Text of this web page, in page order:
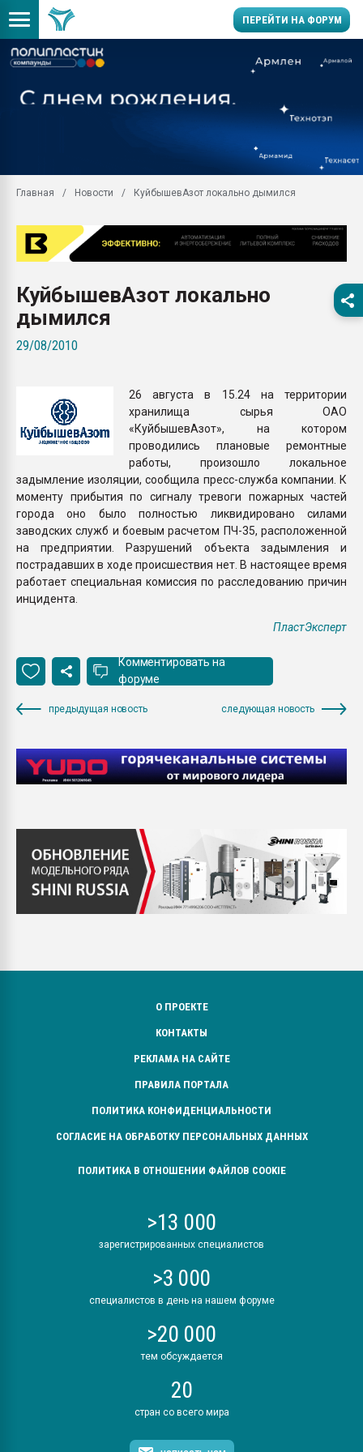
ПЕРЕЙТИ НА ФОРУМ
заводу пластмасс"
Помощь в подборе
Вакуум-формовочные
ближайшее
первый план в
бутылок
ПЕРЕЙТИ НА
Главная Новости КуйбышевАзот локально дымился
КуйбышевАзот локально
дымился
29/08/2010
26 августа в 15.24 на территории
хранилища сырья ОАО
«КуйбышевАзот», на котором
проводились плановые ремонтные
работы, произошло локальное
задымление изоляции, сообщила пресс-служба компании. К
моменту прибытия по сигналу тревоги пожарных частей
города оно было полностью ликвидировано силами
заводских служб и боевым расчетом ПЧ-35, расположенной
на предприятии. Разрушений объекта задымления и
пострадавших в ходе происшествия нет. В настоящее время
работает специальная комиссия по расследованию причин
инцидента.
ПластЭксперт
Комментировать на
форуме
предыдущая новость следующая новость
О ПРОЕКТЕ
КОНТАКТЫ
РЕКЛАМА НА САЙТЕ
ПРАВИЛА ПОРТАЛА
ПОЛИТИКА КОНФИДЕНЦИАЛЬНОСТИ
СОГЛАСИЕ НА ОБРАБОТКУ ПЕРСОНАЛЬНЫХ ДАННЫХ
ПОЛИТИКА В ОТНОШЕНИИ ФАЙЛОВ COOKIE
>13 000
зарегистрированных специалистов
>3 000
специалистов в день на нашем форуме
>20 000
тем обсуждается
20
стран со всего мира